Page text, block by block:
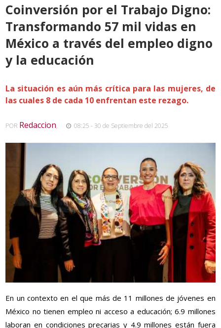
Coinversión por el Trabajo Digno:
Transformando 57 mil vidas en
México a través del empleo digno
y la educación
La situación es aún más crítica para las mujeres, de
las cuales 8 de cada 10 enfrentan este rezago.
POR Redaccion, 08:25 - 30 de Septiembre del 2025
En un contexto en el que más de 11 millones de jóvenes en
México no tienen empleo ni acceso a educación; 6.9 millones
laboran en condiciones precarias y 4.9 millones están fuera